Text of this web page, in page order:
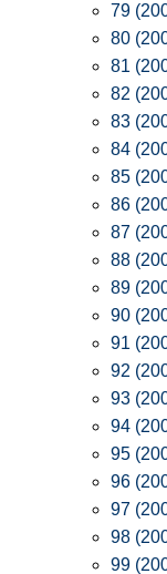
79
80
81
82
83
84
85
86
87
88
89
90
91
92
93
94
95
96
97
98
99